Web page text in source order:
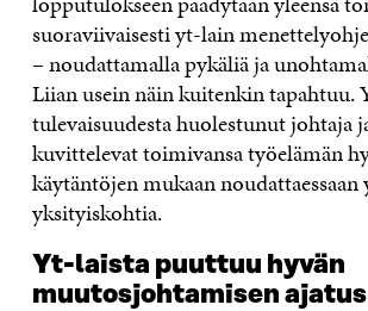
suoraviivaisesti yt-lain
– noudattamalla pykäliä ja
Liian usein näin kuitenkin tapahtuu.
tulevaisuudesta huolestunut johtaja
kuvittelevat toimivansa työelämän
käytäntöjen mukaan
yksityiskohtia.
Yt-laista puuttuu hyvän
muutosjohtamisen ajatus